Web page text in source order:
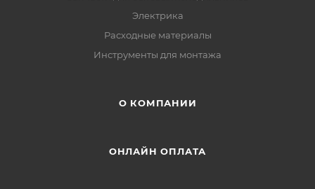
Электрика
Расходные материалы
Инструменты для монтажа
О КОМПАНИИ
ОНЛАЙН ОПЛАТА